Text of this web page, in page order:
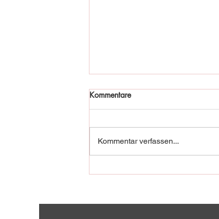
Fischadler in Not!
Kommentare
Kommentar verfassen...